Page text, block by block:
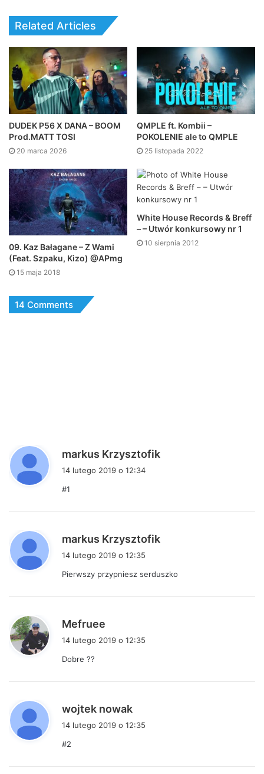
Related Articles
DUDEK P56 X DANA – BOOM
Prod.MATT TOSI
20 marca 2026
QMPLE ft. Kombii –
POKOLENIE ale to QMPLE
25 listopada 2022
09. Kaz Bałagane – Z Wami
(Feat. Szpaku, Kizo) @APmg
15 maja 2018
White House Records & Breff
– – Utwór konkursowy nr 1
10 sierpnia 2012
14 Comments
markus Krzysztofik
14 lutego 2019 o 12:34
#1
markus Krzysztofik
z
14 lutego 2019 o 12:35
Pierwszy przypniesz serduszko
Mefruee
14 lutego 2019 o 12:35
Dobre ??
wojtek nowak
14 lutego 2019 o 12:35
#2